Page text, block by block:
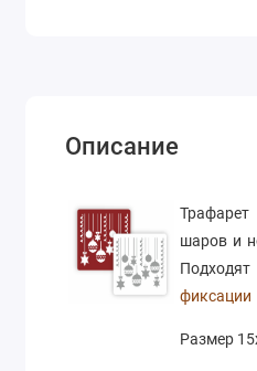
Описание
Трафарет
шаров и
фиксации
Размер